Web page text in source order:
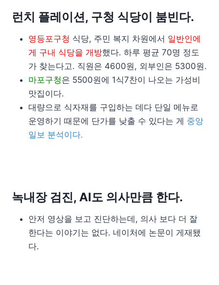
런치 플레이션, 구청 식당이 붐빈다.
영등포구청 식당, 주민 복지 차원에서 일반인에
게 구내 식당을 개방했다. 하루 평균 70명 정도
가 찾는다고. 직원은 4600원, 외부인은 5300원.
마포구청은 5500원에 1식7찬이 나오는 가성비
맛집이다.
대량으로 식자재를 구입하는 데다 단일 메뉴로
운영하기 때문에 단가를 낮출 수 있다는 게 중앙
일보 분석이다.
녹내장 검진, AI도 의사만큼 한다.
안저 영상을 보고 진단하는데, 의사 보다 더 잘
한다는 이야기는 없다. 네이처에 논문이 게재됐
다.